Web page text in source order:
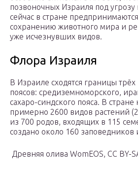
позвоночных Израиля под угрозу
сейчас в стране
сохранению животного мира и
уже исчезнувших видов.
Флора Израиля
В Израиле сходятся границы трёх
поясов: средиземноморского,
сахаро-синдского пояса. В стране
примерно 2600 видов растений
из 700 родов, входящих в 115
создано около 160 заповедников
Древняя олива WomEOS, CC BY-